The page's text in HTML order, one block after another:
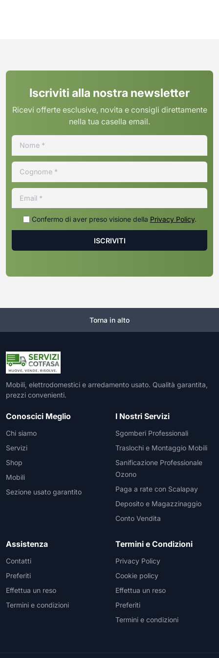
Iscriviti alla nostra newsletter
Ricevi offerte esclusive, novita e consigli direttamente
nella tua casella email.
Confermo di aver preso visione della Privacy Policy.
Torna in alto
Mobili, elettrodomestici e arredamento usato. Qualità garantita,
prezzi convenienti.
Conoscici Meglio
Chi siamo
Servizi
Shop
Mobili
Sezione usato garantito
I Nostri Servizi
Sgomberi Professionali
Traslochi e Montaggio Mobili
Sanificazione Professionale
Ozono
Paga a rate con Scalapay
Deposito e Magazzinaggio
Conto Vendita
Assistenza
Contatti
Preferiti
Effettua un reso
Termini e condizioni
Termini e Condizioni
Privacy Policy
Cookie policy
Effettua un reso
Preferiti
Termini e condizioni